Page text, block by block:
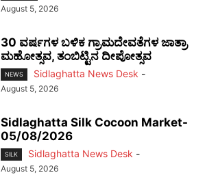
August 5, 2026
30 ವರ್ಷಗಳ ಬಳಿಕ ಗ್ರಾಮದೇವತೆಗಳ ಜಾತ್ರಾ
ಮಹೋತ್ಸವ, ತಂಬಿಟ್ಟಿನ ದೀಪೋತ್ಸವ
NEWS Sidlaghatta News Desk -
August 5, 2026
Sidlaghatta Silk Cocoon Market-
05/08/2026
SILK Sidlaghatta News Desk -
August 5, 2026